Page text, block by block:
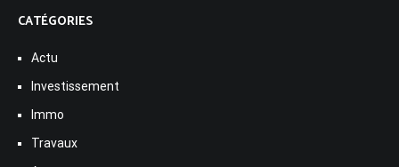
CATÉGORIES
Actu
Investissement
Immo
Travaux